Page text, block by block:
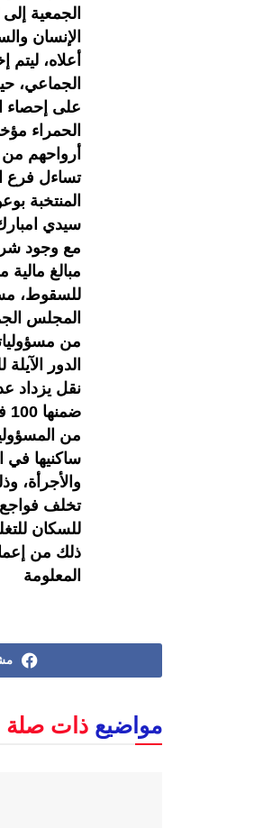
الإنسان
أعلاه،
الجماعي،
على إحصاء
الحمراء
أرواحهم من
تساءل فرع
المنتخبة
سيدي
مع وجود
مبالغ
للسقوط،
المجلس
من
الدور
من
ساكنيها في
والأجرأة،
تخلف فواجع
للسكان
ذلك من
المعلومة
مواضيع ذات صلة